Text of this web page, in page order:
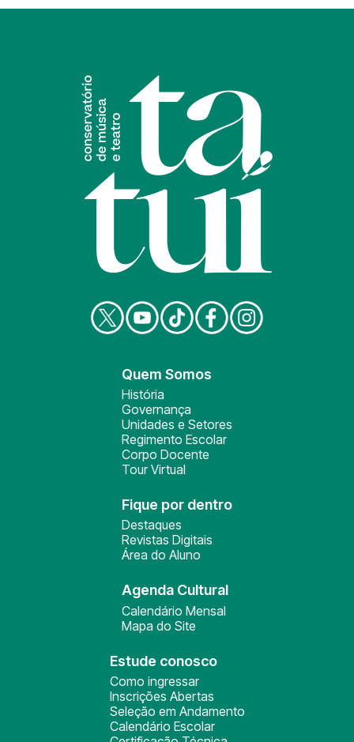
Quem Somos
História
Governança
Unidades e Setores
Regimento Escolar
Corpo Docente
Tour Virtual
Fique por dentro
Destaques
Revistas Digitais
Área do Aluno
Agenda Cultural
Calendário Mensal
Mapa do Site
Estude conosco
Como ingressar
Inscrições Abertas
Seleção em Andamento
Calendário Escolar